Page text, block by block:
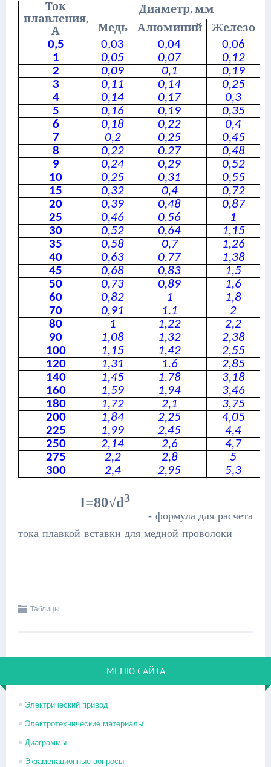
Ток
плавления,
А
Диаметр, мм
Медь
Алюминий
Железо
0,5
0,03 0,04
0,06
1
0,05 0,07
0,12
2
0,09 0,1
0,19
3
0,11 0,14
0,25
4
0,14 0,17
0,3
5
0,16 0,19
0,35
6
0,18 0,22
0,4
7
0,2 0,25
0,45
8
0,22 0.27
0,48
9
0,24 0,29
0,52
10
0,25 0,31
0,55
15
0,32 0,4
0,72
20
0,39 0,48
0,87
25
0,46 0.56
1
30
0,52 0,64
1,15
35
0,58 0,7
1,26
40
0,63 0.77
1,38
45
0,68 0,83
1,5
50
0,73 0,89
1,6
60
0,82 1
1,8
70
0,91 1.1
2
80
1 1,22
2,2
90
1,08 1,32
2,38
100
1,15 1,42
2,55
120
1,31 1.6
2,85
140
1,45 1.78
3,18
160
1,59 1,94
3,46
180
1,72 2,1
3,75
200
1,84 2,25
4,05
225
1,99 2,45
4,4
250
2,14 2,6
4,7
275
2,2 2,8
5
300
2,4 2,95 5,3
I=80√d3
- формула для расчета
тока плавкой вставки для медной проволоки
Таблицы
МЕНЮ САЙТА
Электрический привод
Электротехнические материалы
Диаграммы
Экзаменационные вопросы